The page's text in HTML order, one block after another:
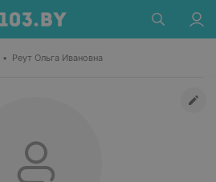
• Реут Ольга Ивановна